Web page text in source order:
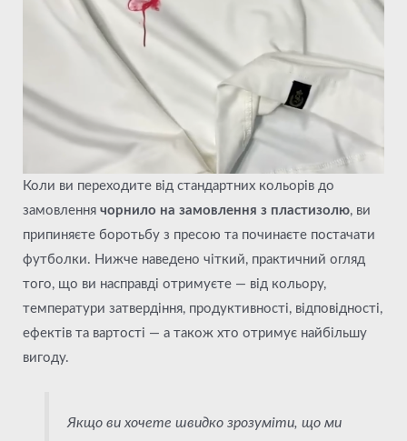
Коли ви переходите від стандартних кольорів до
замовлення чорнило на замовлення з пластизолю, ви
припиняєте боротьбу з пресою та починаєте постачати
футболки. Нижче наведено чіткий, практичний огляд
того, що ви насправді отримуєте — від кольору,
температури затвердіння, продуктивності, відповідності,
ефектів та вартості — а також хто отримує найбільшу
вигоду.
Якщо ви хочете швидко зрозуміти, що ми